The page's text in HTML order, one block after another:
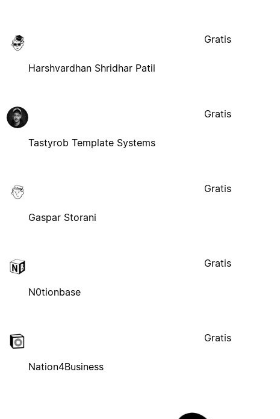
Harshvardhan Shridhar Patil
Gratis
Tastyrob Template Systems
Gratis
Gaspar Storani
Gratis
N0tionbase
Gratis
Nation4Business
Gratis